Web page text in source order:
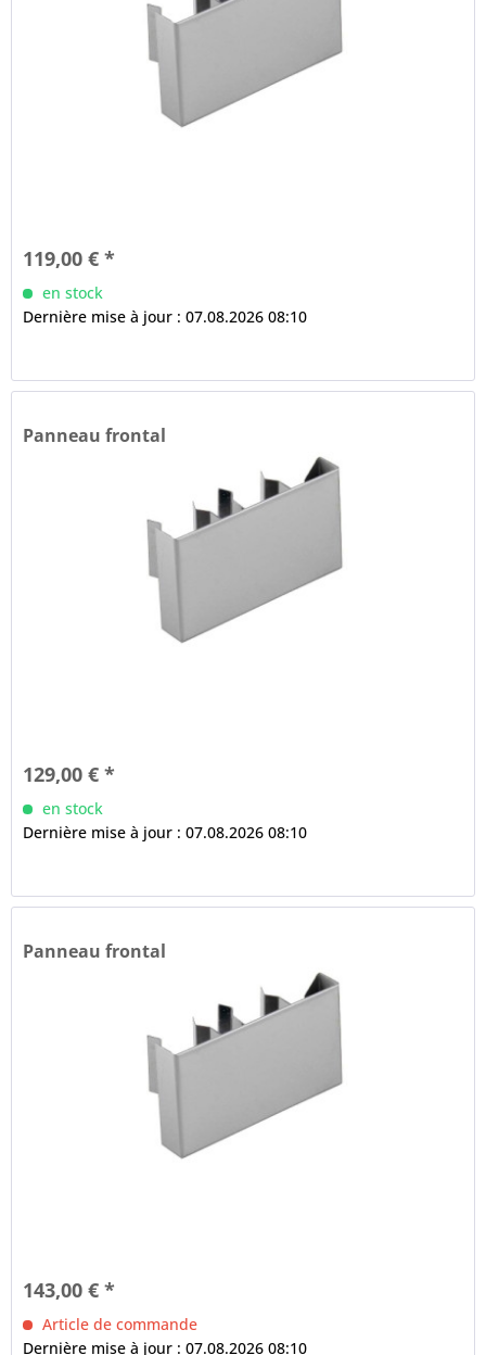
119,00 € *
en stock
Dernière mise à jour : 07.08.2026 08:10
Panneau frontal
129,00 € *
en stock
Dernière mise à jour : 07.08.2026 08:10
Panneau frontal
143,00 € *
Article de commande
Dernière mise à jour : 07.08.2026 08:10